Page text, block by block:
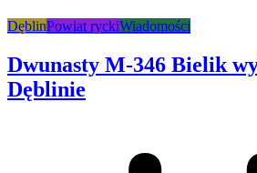
DęblinPowiat ryckiWiadomości
Dwunasty M-346 Bielik
Dęblinie